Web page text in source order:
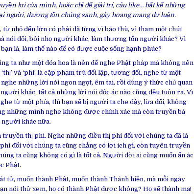
lợi của mình, hoặc chỉ để giải trí, câu like… bất kể những
người, thương tổn chúng sanh, gây hoang mang dư luận.
nhỏ đến lớn có phải đã từng vì báo thù, vì tham một chút
nói dối, bôi nhọ người khác, làm thương tổn người khác? Vì
là, làm thế nào để có được cuộc sống hạnh phúc?
ta như một đóa hoa là nên để nghe Phật pháp mà không nên
và ‘phi’ là cặp phạm trù đối lập, tương đối, nghe từ một
những lời nói ngon ngọt, êm tai, rồi dùng ý thức chủ quan
khác, tất cả những lời nói độc ác nào cũng đều tuôn ra. Vì
từ một phía, thì bạn sẽ bị người ta che đậy, lừa dối, không
những mình nghe không được chính xác mà còn truyền bá
khác nữa.
thị phi. Nghe những điều thị phi đối với chúng ta đã là
đối với chúng ta cũng chẳng có lợi ích gì, còn tuyên truyền
ta cũng không có gì là tốt cả. Người đời ai cũng muốn ẩn ác
Phật.
tử, muốn thành Phật, muốn thành Thánh hiền, mà mỗi ngày
nói thử xem, họ có thành Phật được không? Họ sẽ thành ma!